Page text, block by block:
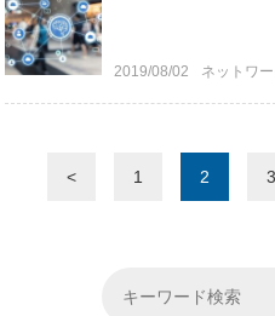
2019/08/02 ネットワ
< 1 2 3